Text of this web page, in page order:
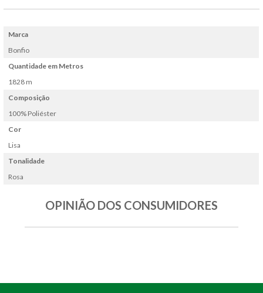
Marca
Bonfio
Quantidade em Metros
1828 m
Composição
100% Poliéster
Cor
Lisa
Tonalidade
Rosa
OPINIÃO DOS CONSUMIDORES